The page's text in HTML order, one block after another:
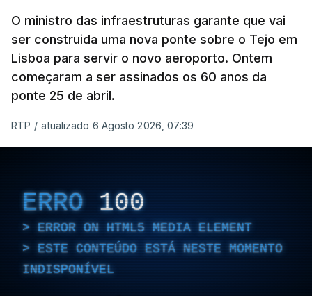
O ministro das infraestruturas garante que vai
ser construida uma nova ponte sobre o Tejo em
Lisboa para servir o novo aeroporto. Ontem
começaram a ser assinados os 60 anos da
ponte 25 de abril.
RTP / atualizado 6 Agosto 2026, 07:39
ERRO 100
ERROR ON HTML5 MEDIA ELEMENT
ESTE CONTEÚDO ESTÁ NESTE MOMENTO
INDISPONÍVEL